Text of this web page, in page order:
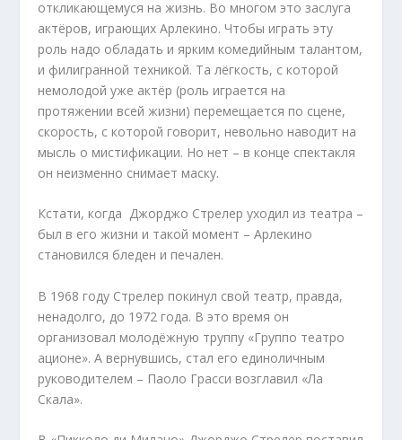
откликающемуся на жизнь. Во многом это заслуга
актёров, играющих Арлекино. Чтобы играть эту
роль надо обладать и ярким комедийным талантом,
и филигранной техникой. Та лёгкость, с которой
немолодой уже актёр (роль играется на
протяжении всей жизни) перемещается по сцене,
скорость, с которой говорит, невольно наводит на
мысль о мистификации. Но нет – в конце спектакля
он неизменно снимает маску.
Кстати, когда Джорджо Стрелер уходил из театра –
был в его жизни и такой момент – Арлекино
становился бледен и печален.
В 1968 году Стрелер покинул свой театр, правда,
ненадолго, до 1972 года. В это время он
организовал молодёжную труппу «Группо театро
ационе». А вернувшись, стал его единоличным
руководителем – Паоло Грасси возглавил «Ла
Скала».